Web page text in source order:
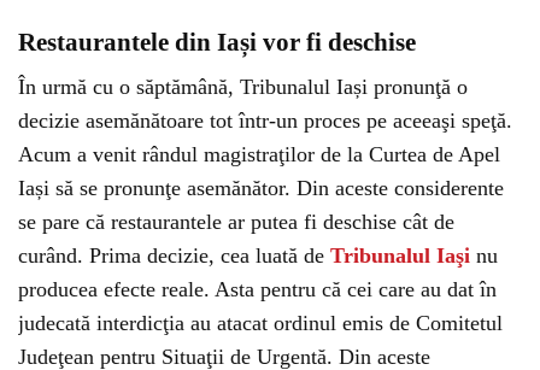
Restaurantele din Iași vor fi deschise
În urmă cu o săptămână, Tribunalul Iași pronunţă o
decizie asemănătoare tot într-un proces pe aceeaşi speţă.
Acum a venit rândul magistraţilor de la Curtea de Apel
Iași să se pronunţe asemănător. Din aceste considerente
se pare că restaurantele ar putea fi deschise cât de
curând. Prima decizie, cea luată de Tribunalul Iaşi nu
producea efecte reale. Asta pentru că cei care au dat în
judecată interdicţia au atacat ordinul emis de Comitetul
Judeţean pentru Situaţii de Urgentă. Din aceste